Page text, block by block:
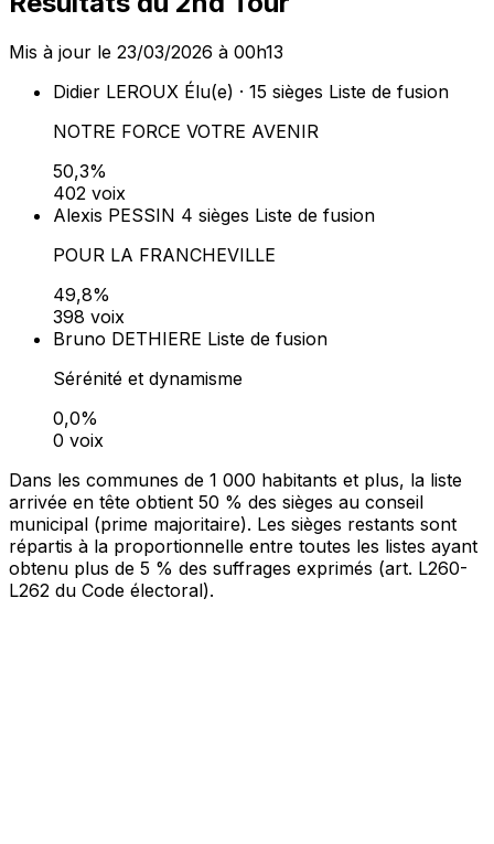
Mis à jour le 23/03/2026 à 00h13
Didier LEROUX Élu(e) · 15 sièges Liste de fusion
NOTRE FORCE VOTRE AVENIR
50,3%
402 voix
Alexis PESSIN 4 sièges Liste de fusion
POUR LA FRANCHEVILLE
49,8%
398 voix
Bruno DETHIERE Liste de fusion
Sérénité et dynamisme
0,0%
0 voix
Dans les communes de 1 000 habitants et plus, la liste
arrivée en tête obtient 50 % des sièges au conseil
municipal (prime majoritaire). Les sièges restants sont
répartis à la proportionnelle entre toutes les listes ayant
obtenu plus de 5 % des suffrages exprimés (art. L260-
L262 du Code électoral).